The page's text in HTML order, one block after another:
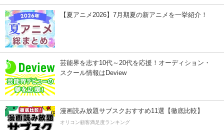
【夏アニメ2026】7月期夏の新アニメを一挙紹介！
芸能界を志す10代～20代を応援！オーディション・
スクール情報はDeview
漫画読み放題サブスクおすすめ11選【徹底比較】
オリコン顧客満足度ランキング